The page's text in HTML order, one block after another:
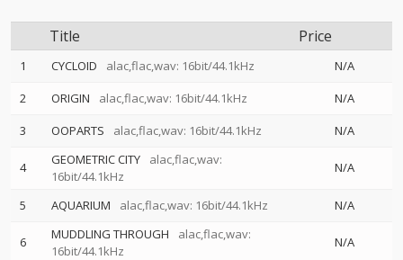
Title Price
1 CYCLOID alac,flac,wav: 16bit/44.1kHz
N/A
2
ORIGIN alac,flac,wav: 16bit/44.1kHz
N/A
3
OOPARTS alac,flac,wav: 16bit/44.1kHz N/A
4 GEOMETRIC CITY
alac,flac,wav:
16bit/44.1kHz
N/A
5 AQUARIUM alac,flac,wav: 16bit/44.1kHz N/A
6 MUDDLING THROUGH
alac,flac,wav:
16bit/44.1kHz
N/A